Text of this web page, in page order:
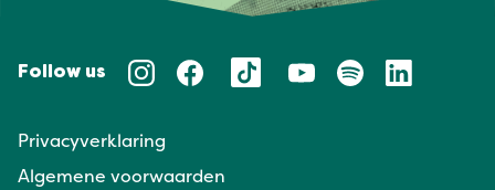
Follow us
Privacyverklaring
Algemene voorwaarden